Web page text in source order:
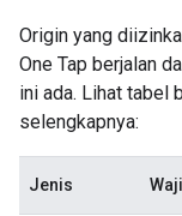
Origin yang
One Tap berjalan
ini ada. Lihat tabel
selengkapnya:
Jenis